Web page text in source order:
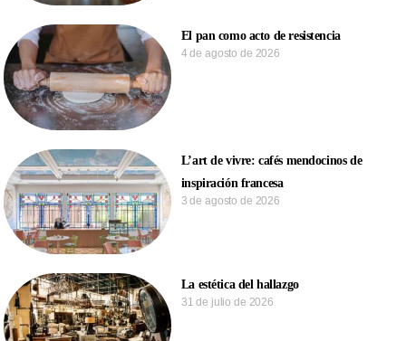
El pan como acto de resistencia
4 de agosto de 2026
L’art de vivre: cafés mendocinos de
inspiración francesa
3 de agosto de 2026
La estética del hallazgo
31 de julio de 2026